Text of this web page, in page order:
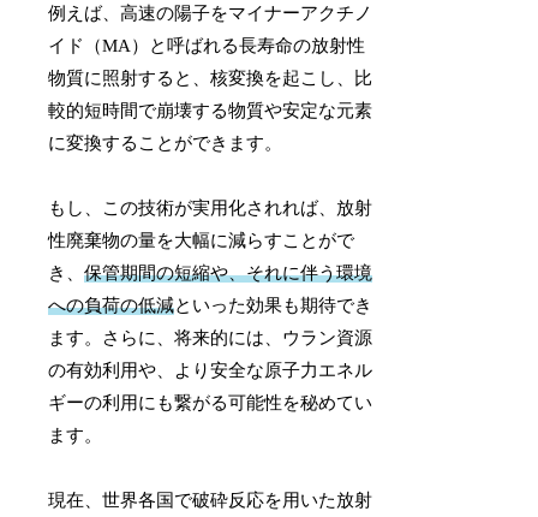
例えば、高速の陽子をマイナーアクチノ
イド（MA）と呼ばれる長寿命の放射性
物質に照射すると、核変換を起こし、比
較的短時間で崩壊する物質や安定な元素
に変換することができます。
もし、この技術が実用化されれば、放射
性廃棄物の量を大幅に減らすことがで
き、保管期間の短縮や、それに伴う環境
への負荷の低減といった効果も期待でき
ます。さらに、将来的には、ウラン資源
の有効利用や、より安全な原子力エネル
ギーの利用にも繋がる可能性を秘めてい
ます。
現在、世界各国で破砕反応を用いた放射